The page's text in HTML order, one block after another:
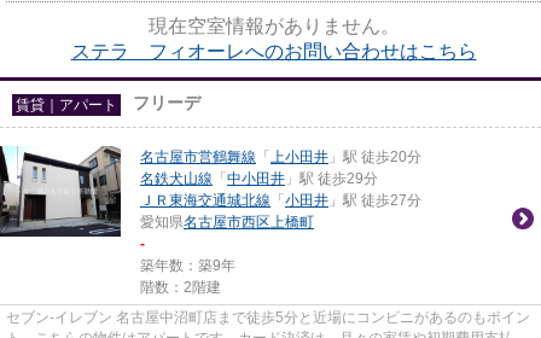
現在空室情報がありません。
ステラ フィオーレへのお問い合わせはこちら
賃貸｜アパート フリーデ
名古屋市営鶴舞線 「 上小田井 」駅 徒歩20分
名鉄犬山線 「 中小田井 」駅 徒歩29分
ＪＲ東海交通城北線 「 小田井 」駅 徒歩27分
愛知県名古屋市西区上橋町
-
築年数：築9年
階数：2階建
セブン‐イレブン 名古屋中沼町店まで徒歩5分と近場にコンビニがあるのもポイン